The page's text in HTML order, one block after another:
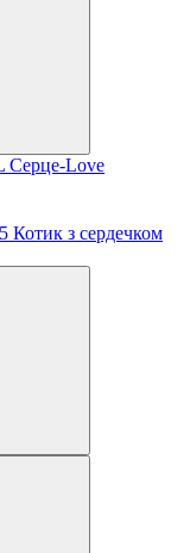
Серце-Love